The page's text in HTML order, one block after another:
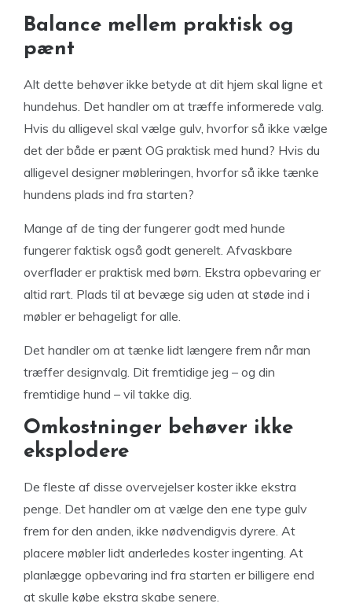
Balance mellem praktisk og
pænt
Alt dette behøver ikke betyde at dit hjem skal ligne et
hundehus. Det handler om at træffe informerede valg.
Hvis du alligevel skal vælge gulv, hvorfor så ikke vælge
det der både er pænt OG praktisk med hund? Hvis du
alligevel designer møbleringen, hvorfor så ikke tænke
hundens plads ind fra starten?
Mange af de ting der fungerer godt med hunde
fungerer faktisk også godt generelt. Afvaskbare
overflader er praktisk med børn. Ekstra opbevaring er
altid rart. Plads til at bevæge sig uden at støde ind i
møbler er behageligt for alle.
Det handler om at tænke lidt længere frem når man
træffer designvalg. Dit fremtidige jeg – og din
fremtidige hund – vil takke dig.
Omkostninger behøver ikke
eksplodere
De fleste af disse overvejelser koster ikke ekstra
penge. Det handler om at vælge den ene type gulv
frem for den anden, ikke nødvendigvis dyrere. At
placere møbler lidt anderledes koster ingenting. At
planlægge opbevaring ind fra starten er billigere end
at skulle købe ekstra skabe senere.